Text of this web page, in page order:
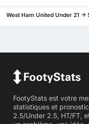
West Ham United Under 21 ->
FootyStats est votre
statistiques et
2.5/Under 2.5, HT/FT,